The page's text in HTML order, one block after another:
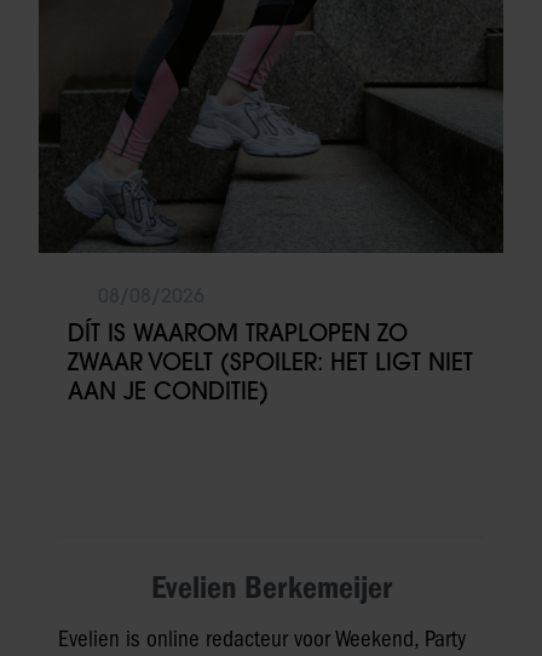
DÍT IS WAAROM TRAPLOPEN ZO
ZWAAR VOELT (SPOILER: HET LIGT NIET
AAN JE CONDITIE)
Evelien Berkemeijer
Evelien is online redacteur voor Weekend, Party